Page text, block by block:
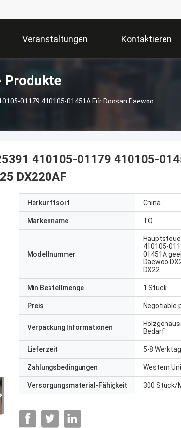
Veranstaltungen Kontaktieren
Produkte
01179 410105-01451A Für Doosan Daewoo
410105-01179 410105-
DX220AF
Herkunftsort China
Markenname TQ
Modellnummer
410105-
01451A
Daewoo
DX22
Min Bestellmenge 1 Stück
Preis Negotiable
Verpackung Informationen
Bedarf
Lieferzeit 5-8
Zahlungsbedingungen Western
Versorgungsmaterial-Fähigkeit 300 Stück/